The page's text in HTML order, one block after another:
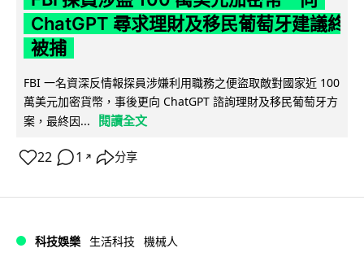
ChatGPT 尋求理財及移民葡萄牙建議終
被捕
FBI 一名資深反情報探員涉嫌利用職務之便盜取敵對國家近 100
萬美元加密貨幣，事後更向 ChatGPT 諮詢理財及移民葡萄牙方
案，最終因...
閱讀全文
22 1 ↗ 分享
科技娛樂 生活科技 機械人